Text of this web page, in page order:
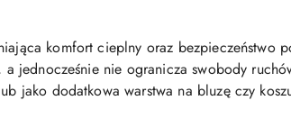
komfort cieplny oraz bezpieczeństwo
jednocześnie nie ogranicza swobody
jako dodatkowa warstwa na bluzę czy